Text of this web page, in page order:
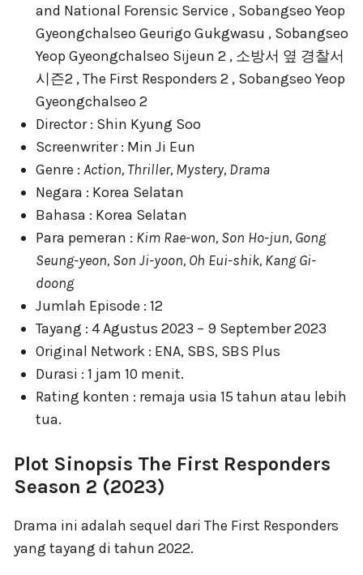
and National Forensic Service , Sobangseo Yeop
Gyeongchalseo Geurigo Gukgwasu , Sobangseo
Yeop Gyeongchalseo Sijeun 2 , 소방서 옆 경찰서
시즌2 , The First Responders 2 , Sobangseo Yeop
Gyeongchalseo 2
Director : Shin Kyung Soo
Screenwriter : Min Ji Eun
Genre : Action, Thriller, Mystery, Drama
Negara : Korea Selatan
Bahasa : Korea Selatan
Para pemeran : Kim Rae-won, Son Ho-jun, Gong
Seung-yeon, Son Ji-yoon, Oh Eui-shik, Kang Gi-
doong
Jumlah Episode : 12
Tayang : 4 Agustus 2023 – 9 September 2023
Original Network : ENA, SBS, SBS Plus
Durasi : 1 jam 10 menit.
Rating konten : remaja usia 15 tahun atau lebih
tua.
Plot Sinopsis The First Responders
Season 2 (2023)
Drama ini adalah sequel dari The First Responders
yang tayang di tahun 2022.